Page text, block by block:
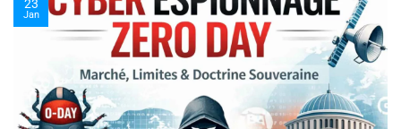
23
Jan